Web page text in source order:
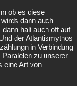
ob es diese
dann auch
halt auch oft auf
der Atlantismythos
in Verbindung
Paralelen zu unserer
eine Art von